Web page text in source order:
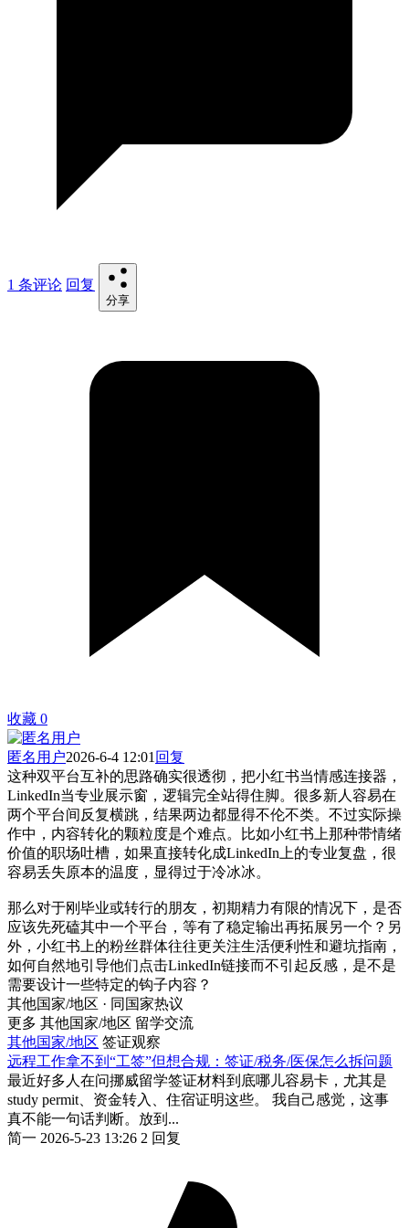
1 条评论 回复
分享
收藏 0
匿名用户2026-6-4 12:01 回复
这种双平台互补的思路确实很透彻，把小红书当情感连接器，
LinkedIn当专业展示窗，逻辑完全站得住脚。很多新人容易在
两个平台间反复横跳，结果两边都显得不伦不类。不过实际操
作中，内容转化的颗粒度是个难点。比如小红书上那种带情绪
价值的职场吐槽，如果直接转化成LinkedIn上的专业复盘，很
容易丢失原本的温度，显得过于冷冰冰。
那么对于刚毕业或转行的朋友，初期精力有限的情况下，是否
应该先死磕其中一个平台，等有了稳定输出再拓展另一个？另
外，小红书上的粉丝群体往往更关注生活便利性和避坑指南，
如何自然地引导他们点击LinkedIn链接而不引起反感，是不是
需要设计一些特定的钩子内容？
其他国家/地区 · 同国家热议
更多 其他国家/地区 留学交流
其他国家/地区 签证观察
远程工作拿不到“工签”但想合规：签证/税务/医保怎么拆问题
最近好多人在问挪威留学签证材料到底哪儿容易卡，尤其是
study permit、资金转入、住宿证明这些。 我自己感觉，这事
真不能一句话判断。放到...
简一 2026-5-23 13:26 2 回复